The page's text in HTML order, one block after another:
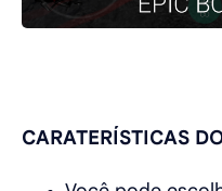
CARATERÍSTICAS